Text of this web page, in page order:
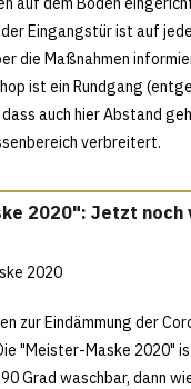
Eingangstür ist auf
die Maßnahmen
ist ein Rundgang
auch hier Abstand
verbreitert.
2020": Jetzt
2020
zur Eindämmung der
"Meister-Maske 2020"
Grad waschbar, dann